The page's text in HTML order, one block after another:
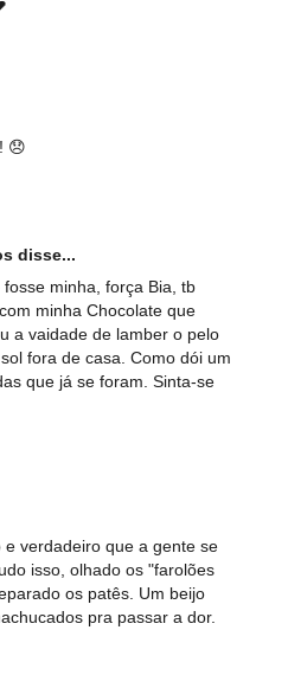
😞
disse...
minha, força Bia, tb
minha Chocolate que
a vaidade de lamber o pelo
fora de casa. Como dói um
que já se foram. Sinta-se
e verdadeiro que a gente se
isso, olhado os "farolões
os patês. Um beijo
pra passar a dor.